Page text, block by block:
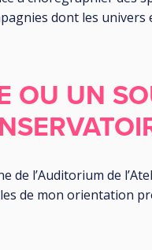
dont les
OU UN
de l’Auditorium de
de mon orientation